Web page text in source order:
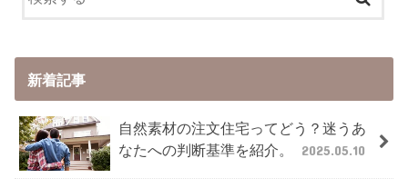
新着記事
自然素材の注文住宅ってどう？迷うあ
なたへの判断基準を紹介。
2025.05.10